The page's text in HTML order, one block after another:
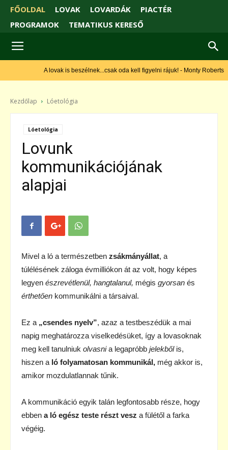
FŐOLDAL LOVAK LOVARDÁK
PIACTÉR
PROGRAMOK
TEMATIKUS KERESŐ
A lovak is beszélnek...csak oda kell figyelni rájuk! - Monty Roberts
Kezdőlap Lóetológia
Lóetológia
Lovunk
kommunikációjának
alapjai
Mivel a ló a természetben zsákmányállat, a
túlélésének záloga évmilliókon át az volt, hogy képes
legyen észrevétlenül, hangtalanul, mégis gyorsan és
érthetően kommunikálni a társaival.
Ez a „csendes nyelv”, azaz a testbeszédük a mai
napig meghatározza viselkedésüket, így a lovasoknak
meg kell tanulniuk olvasnia legapróbb jelekbőlis,
hiszen a ló folyamatosan kommunikál, még akkor is,
amikor mozdulatlannak tűnik.
A kommunikáció egyik talán legfontosabb része, hogy
ebben a ló egész teste részt vesz a fülétől a farka
végéig.